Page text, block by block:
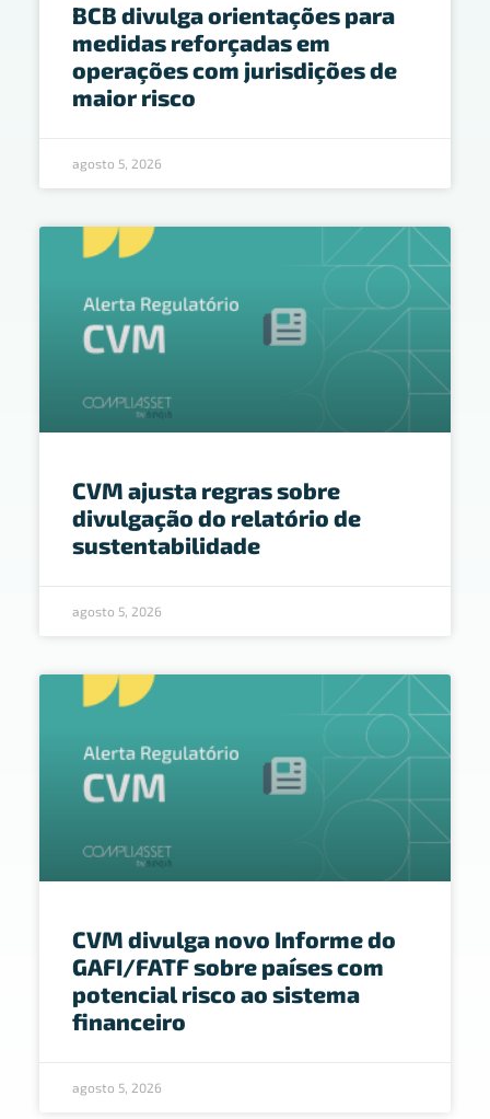
BCB divulga orientações para
medidas reforçadas em
operações com jurisdições de
maior risco
agosto 5, 2026
CVM ajusta regras sobre
divulgação do relatório de
sustentabilidade
agosto 5, 2026
CVM divulga novo Informe do
GAFI/FATF sobre países com
potencial risco ao sistema
financeiro
agosto 5, 2026